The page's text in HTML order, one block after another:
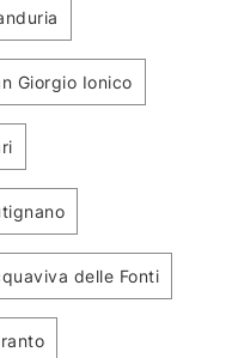
Giorgio Ionico
delle Fonti